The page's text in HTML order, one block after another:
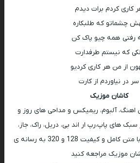
کاری کردم برات دیدم
چشماتو که طلبکاره
رفتی همه چیو پاک کن
که نیستم طرفدارت
از من هر کاری کردیو
سر در نیاوردم از کارت
کاشان موزیک
اهنگ، آلبوم، ریمیکس و مداحی های روز و
های پاپ،رپ ار اند بی، دریل، راک، جاز،
هیپ هاپ و اپرا همراه با متن کامل و کیفیت 128 و 320 به رسانه ی
موزیک مراجعه کنید